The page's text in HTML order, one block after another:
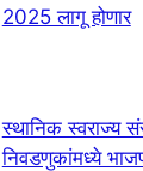
2025 लागू होणार
स्थानिक स्वराज्य
निवडणुकांमध्ये